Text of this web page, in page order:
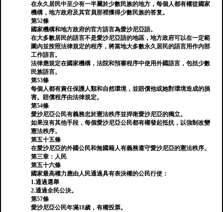
在永久居民中至少有一半屬於少數民族的地方，每個人都有權從國家
機構，地方政府及其官員那裡獲得少數民族的答复。
第52條
國家機構和地方政府的官方語言為愛沙尼亞語。
在大多數居民的語言不是愛沙尼亞語的地區，地方政府可以在一定範
圍內並按照法律規定的程序，將當地大多數永久居民的語言用作內部
工作語言。
法律應規定在國家機構，法院和預審程序中使用外國語言，包括少數
民族語言。
第53條
每個人都有責任保護人類和自然環境，並賠償他或她對環境造成的損
害。賠償程序由法律規定。
第54條
愛沙尼亞公民有義務忠於憲法秩序並捍衛愛沙尼亞的獨立。
如果沒有其他手段，每個愛沙尼亞公民都有權發起抵抗，以強制改變
憲法秩序。
第五十五條
在愛沙尼亞的外國公民和無國籍人有義務遵守愛沙尼亞的憲法秩序。
第三章：人民
第五十六條
國家最高權力應由人民通過具有表決權的公民行使：
1.通過選舉
2.通過全民公決。
第57條
愛沙尼亞公民年滿18歲，有權投票。